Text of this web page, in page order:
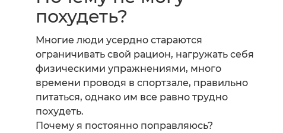
похудеть?
Многие люди усердно стараются
ограничивать свой рацион, нагружать себя
физическими упражнениями, много
времени проводя в спортзале, правильно
питаться, однако им все равно трудно
похудеть.
Почему я постоянно поправляюсь?